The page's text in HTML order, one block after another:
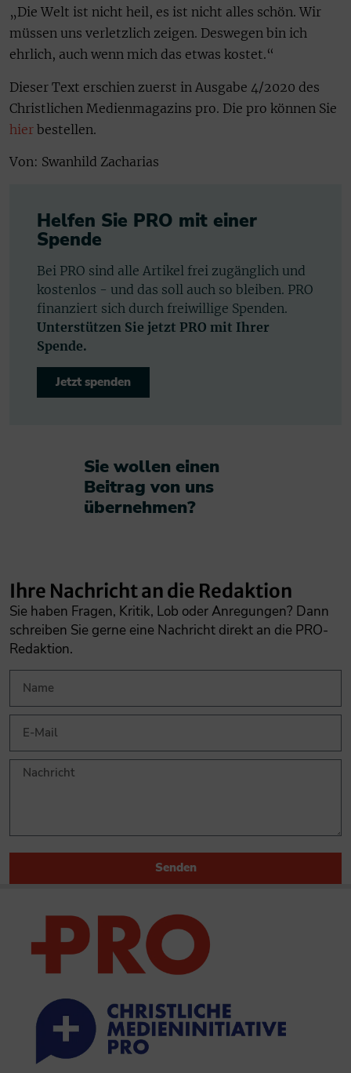
„Die Welt ist nicht heil, es ist nicht alles schön. Wir
müssen uns verletzlich zeigen. Deswegen bin ich
ehrlich, auch wenn mich das etwas kostet.“
Dieser Text erschien zuerst in Ausgabe 4/2020 des
Christlichen Medienmagazins pro. Die pro können Sie
hier bestellen.
Von: Swanhild Zacharias
Helfen Sie PRO mit einer
Spende
Bei PRO sind alle Artikel frei zugänglich und
kostenlos - und das soll auch so bleiben. PRO
finanziert sich durch freiwillige Spenden.
Unterstützen Sie jetzt PRO mit Ihrer
Spende.
Jetzt spenden
Sie wollen einen
Beitrag von uns
übernehmen?​
Ihre Nachricht an die Redaktion
Sie haben Fragen, Kritik, Lob oder Anregungen? Dann
schreiben Sie gerne eine Nachricht direkt an die PRO-
Redaktion.
Senden